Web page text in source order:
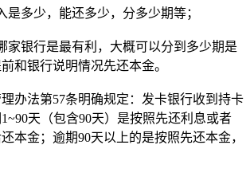
是多少，能还多少，分多少期等；
家银行是最有利，大概可以分到多少期是
和银行说明情况先还本金。
办法第57条明确规定：发卡银行收到持卡
天（包含90天）是按照先还利息或者
本金；逾期90天以上的是按照先还本金，